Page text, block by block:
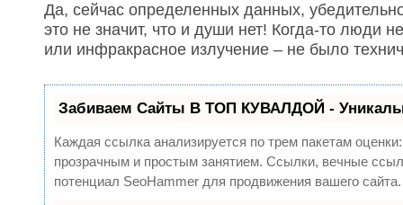
Да, сейчас определенных данных,
это не значит, что и души нет! Когда-то люди
или инфракрасное излучение – не было
Забиваем Сайты В ТОП КУВАЛДОЙ -
Каждая ссылка анализируется по трем пакетам
прозрачным и простым занятием. Ссылки, вечные
потенциал SeoHammer для продвижения вашего сайта.